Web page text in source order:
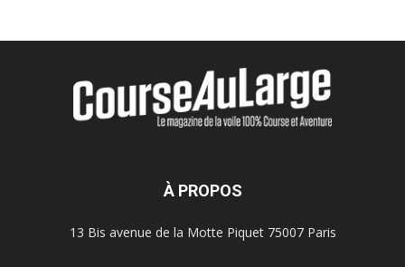
À PROPOS
13 Bis avenue de la Motte Piquet 75007 Paris